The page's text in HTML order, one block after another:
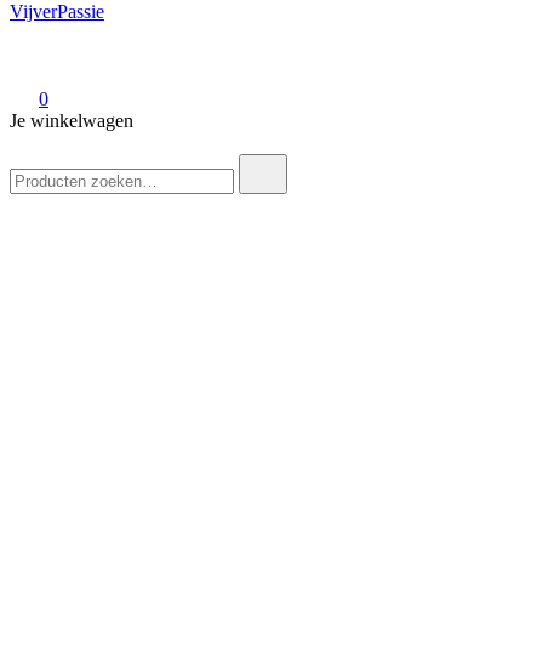
VijverPassie
0
Je winkelwagen
naar: